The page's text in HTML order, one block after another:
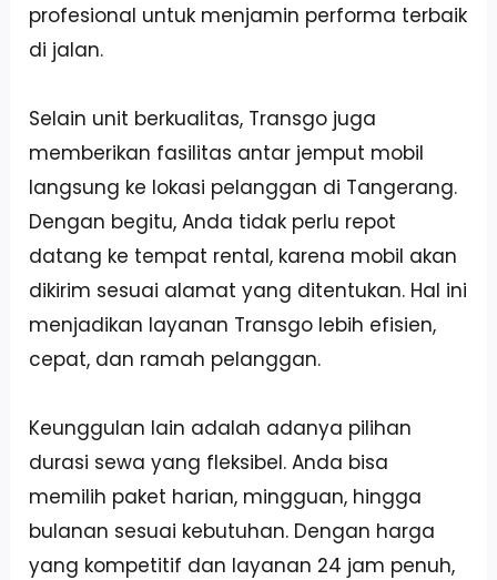
profesional untuk menjamin performa terbaik
di jalan.
Selain unit berkualitas, Transgo juga
memberikan fasilitas antar jemput mobil
langsung ke lokasi pelanggan di Tangerang.
Dengan begitu, Anda tidak perlu repot
datang ke tempat rental, karena mobil akan
dikirim sesuai alamat yang ditentukan. Hal ini
menjadikan layanan Transgo lebih efisien,
cepat, dan ramah pelanggan.
Keunggulan lain adalah adanya pilihan
durasi sewa yang fleksibel. Anda bisa
memilih paket harian, mingguan, hingga
bulanan sesuai kebutuhan. Dengan harga
yang kompetitif dan layanan 24 jam penuh,